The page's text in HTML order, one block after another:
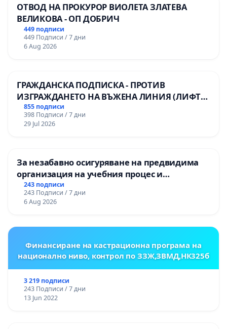
ОТВОД НА ПРОКУРОР ВИОЛЕТА ЗЛАТЕВА
ВЕЛИКОВА - ОП ДОБРИЧ
449 подписи
449 Подписи / 7 дни
6 Aug 2026
ГРАЖДАНСКА ПОДПИСКА - ПРОТИВ
ИЗГРАЖДАНЕТО НА ВЪЖЕНА ЛИНИЯ (ЛИФТ)
НА ТЕРИТОРИЯТА НА ПРИРОДНА
ЗАБЕЛЕЖИТЕЛНОСТ „ХЪЛМ НА
ОСВОБОДИТЕЛИТЕ“ (БУНАРДЖИК)
855 подписи
398 Подписи / 7 дни
29 Jul 2026
За незабавно осигуряване на предвидима
организация на учебния процес и
гарантиране на правото на равнопоставено
и качествено образование на учениците от
ОУ „Княз Александър I“ и Хуманитарна
243 подписи
243 Подписи / 7 дни
6 Aug 2026
Финансиране на кастрационна програма на
национално ниво, контрол по ЗЗЖ,ЗВМД,НК325б
3 219 подписи
243 Подписи / 7 дни
13 Jun 2022